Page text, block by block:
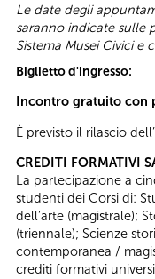
Le date degli
saranno indicate sulle
Sistema Musei Civici e
Biglietto d'ingresso:
Incontro gratuito con
È previsto il rilascio
CREDITI FORMATIVI
La partecipazione a
studenti dei Corsi di:
dell’arte (magistrale);
(triennale); Scienze
contemporanea /
crediti formativi